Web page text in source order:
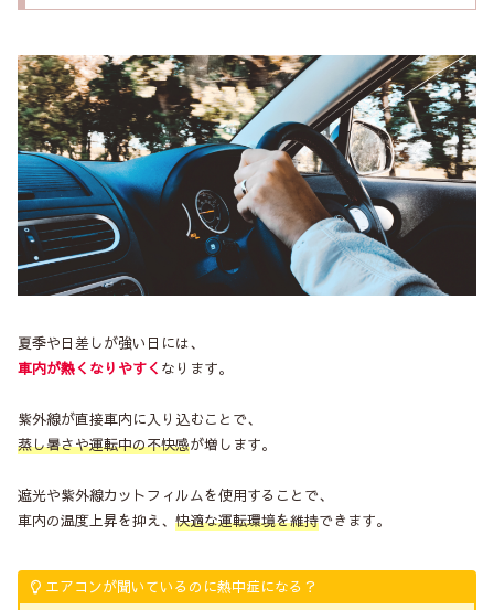
夏季や日差しが強い日には、
車内が熱くなりやすく なります。
紫外線が直接車内に入り込むことで、
蒸し暑さや運転中の不快感が増します。
遮光や紫外線カットフィルムを使用することで、
車内の温度上昇を抑え、 快適な運転環境を維持できます。
エアコンが聞いているのに熱中症になる？